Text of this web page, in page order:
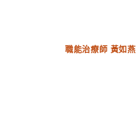
職能治療師 黃如燕